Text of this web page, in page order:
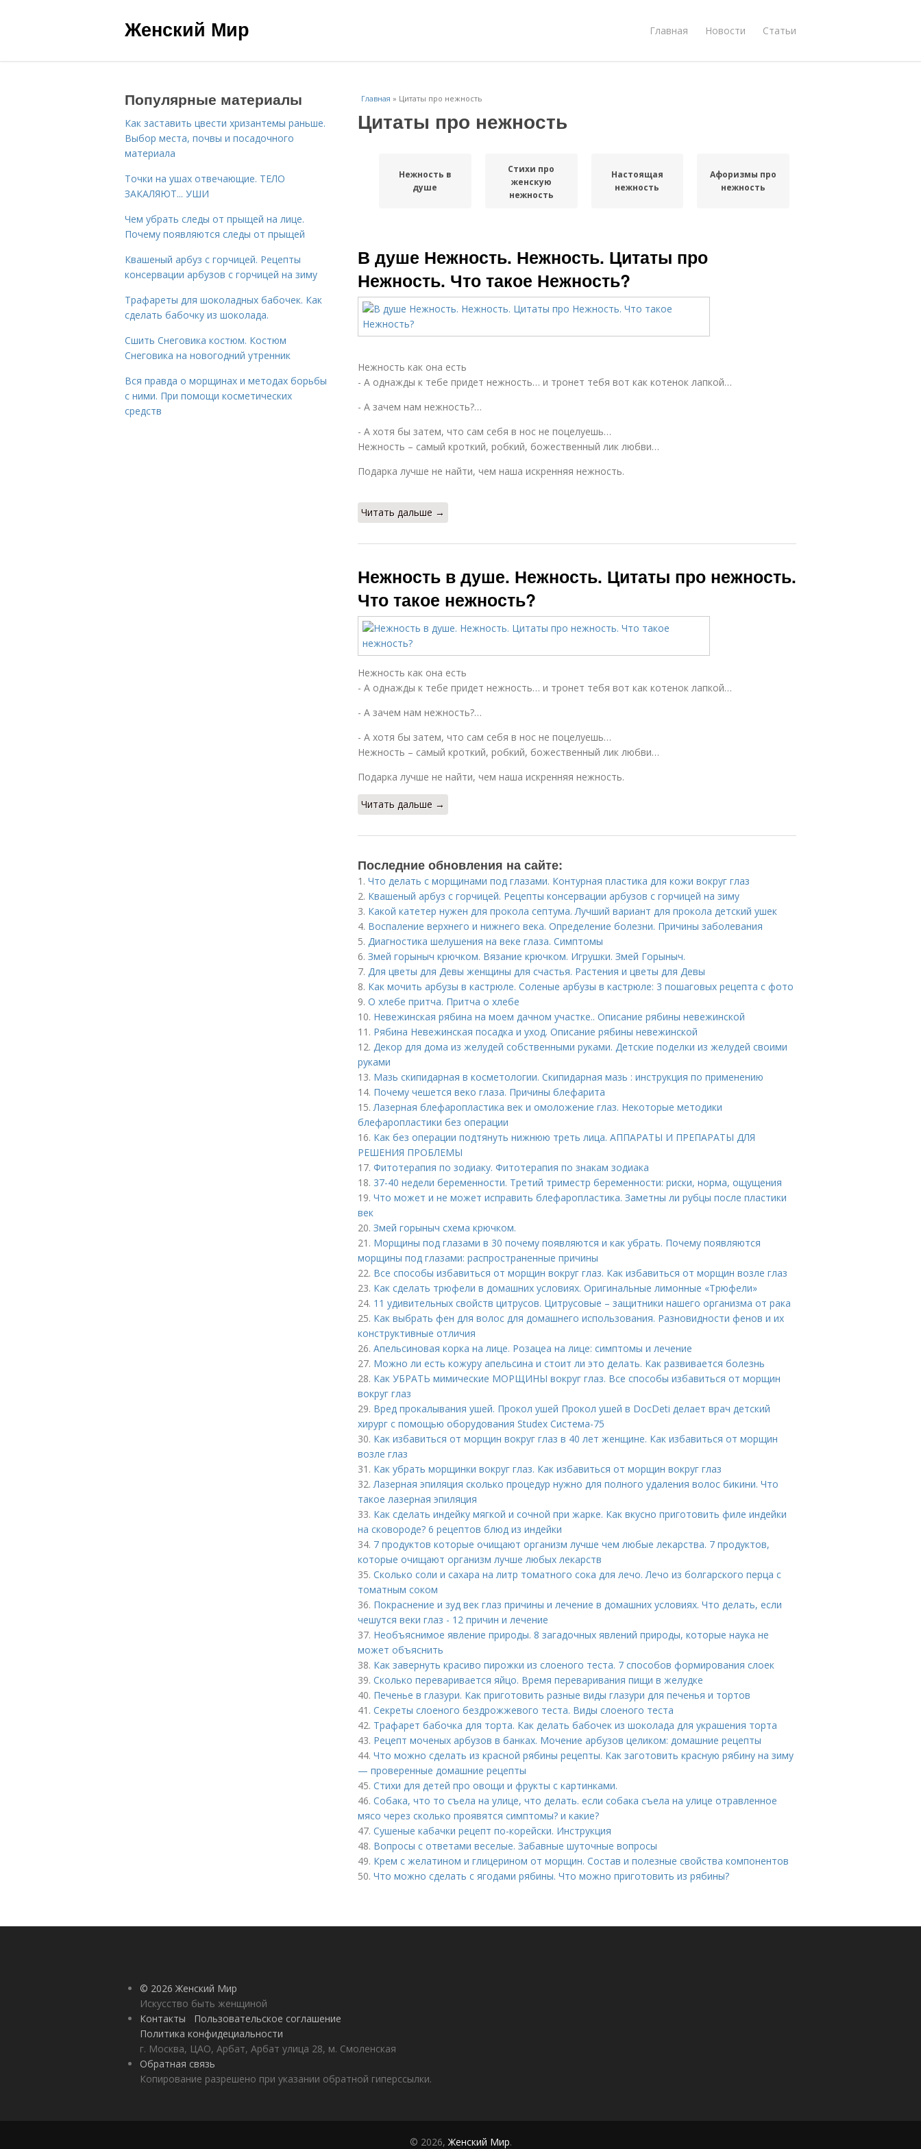
Женский Мир Главная Новости Статьи
Главная » Цитаты про нежность
Цитаты про нежность
Нежность в
душе
Стихи про
женскую
нежность
Настоящая
нежность
Афоризмы про
нежность
В душе Нежность. Нежность. Цитаты про
Нежность. Что такое Нежность?
Нежность как она есть
- A однажды к тебе придет нежность… и тронет тебя вот как котенок лапкой…
- А зачем нам нежность?…
- А хотя бы затем, что сам себя в нос не поцелуешь…
Нежность – самый кроткий, робкий, божественный лик любви…
Подарка лучше не найти, чем наша искренняя нежность.
Читать дальше →
Нежность в душе. Нежность. Цитаты про нежность.
Что такое нежность?
Нежность как она есть
- A однажды к тебе придет нежность… и тронет тебя вот как котенок лапкой…
- А зачем нам нежность?…
- А хотя бы затем, что сам себя в нос не поцелуешь…
Нежность – самый кроткий, робкий, божественный лик любви…
Подарка лучше не найти, чем наша искренняя нежность.
Читать дальше →
Последние обновления на сайте:
1. Что делать с морщинами под глазами. Контурная пластика для кожи вокруг глаз
2. Квашеный арбуз с горчицей. Рецепты консервации арбузов с горчицей на зиму
3. Какой катетер нужен для прокола септума. Лучший вариант для прокола детский ушек
4. Воспаление верхнего и нижнего века. Определение болезни. Причины заболевания
5. Диагностика шелушения на веке глаза. Симптомы
6. Змей горыныч крючком. Вязание крючком. Игрушки. Змей Горыныч.
7. Для цветы для Девы женщины для счастья. Растения и цветы для Девы
8. Как мочить арбузы в кастрюле. Соленые арбузы в кастрюле: 3 пошаговых рецепта с фото
9. О хлебе притча. Притча о хлебе
10. Невежинская рябина на моем дачном участке.. Описание рябины невежинской
11. Рябина Невежинская посадка и уход. Описание рябины невежинской
12. Декор для дома из желудей собственными руками. Детские поделки из желудей своими
руками
13. Мазь скипидарная в косметологии. Скипидарная мазь : инструкция по применению
14. Почему чешется веко глаза. Причины блефарита
15.Лазерная блефаропластика век и омоложение глаз. Некоторые методики
блефаропластики без операции
16. Как без операции подтянуть нижнюю треть лица. АППАРАТЫ И ПРЕПАРАТЫ ДЛЯ
РЕШЕНИЯ ПРОБЛЕМЫ
17. Фитотерапия по зодиаку. Фитотерапия по знакам зодиака
18. 37-40 недели беременности. Третий триместр беременности: риски, норма, ощущения
19. Что может и не может исправить блефаропластика. Заметны ли рубцы после пластики
век
20. Змей горыныч схема крючком.
21. Морщины под глазами в 30 почему появляются и как убрать. Почему появляются
морщины под глазами: распространенные причины
22. Все способы избавиться от морщин вокруг глаз. Как избавиться от морщин возле глаз
23. Как сделать трюфели в домашних условиях. Оригинальные лимонные «Трюфели»
24. 11 удивительных свойств цитрусов. Цитрусовые – защитники нашего организма от рака
25. Как выбрать фен для волос для домашнего использования. Разновидности фенов и их
конструктивные отличия
26. Апельсиновая корка на лице. Розацеа на лице: симптомы и лечение
27. Можно ли есть кожуру апельсина и стоит ли это делать. Как развивается болезнь
28. Как УБРАТЬ мимические МОРЩИНЫ вокруг глаз. Все способы избавиться от морщин
вокруг глаз
29. Вред прокалывания ушей. Прокол ушей Прокол ушей в DocDeti делает врач детский
хирург с помощью оборудования Studex Система-75
30. Как избавиться от морщин вокруг глаз в 40 лет женщине. Как избавиться от морщин
возле глаз
31. Как убрать морщинки вокруг глаз. Как избавиться от морщин вокруг глаз
32.Лазерная эпиляция сколько процедур нужно для полного удаления волос бикини. Что
такое лазерная эпиляция
33. Как сделать индейку мягкой и сочной при жарке. Как вкусно приготовить филе индейки
на сковороде? 6 рецептов блюд из индейки
34. 7 продуктов которые очищают организм лучше чем любые лекарства. 7 продуктов,
которые очищают организм лучше любых лекарств
35. Сколько соли и сахара на литр томатного сока для лечо. Лечо из болгарского перца с
томатным соком
36. Покраснение и зуд век глаз причины и лечение в домашних условиях. Что делать, если
чешутся веки глаз - 12 причин и лечение
37. Необъяснимое явление природы. 8 загадочных явлений природы, которые наука не
может объяснить
38. Как завернуть красиво пирожки из слоеного теста. 7 способов формирования слоек
39. Сколько переваривается яйцо. Время переваривания пищи в желудке
40. Печенье в глазури. Как приготовить разные виды глазури для печенья и тортов
41. Секреты слоеного бездрожжевого теста. Виды слоеного теста
42. Трафарет бабочка для торта. Как делать бабочек из шоколада для украшения торта
43. Рецепт моченых арбузов в банках. Мочение арбузов целиком: домашние рецепты
44. Что можно сделать из красной рябины рецепты. Как заготовить красную рябину на зиму
— проверенные домашние рецепты
45. Стихи для детей про овощи и фрукты с картинками.
46. Собака, что то съела на улице, что делать. если собака съела на улице отравленное
мясо через сколько проявятся симптомы? и какие?
47. Сушеные кабачки рецепт по-корейски. Инструкция
48. Вопросы с ответами веселые. Забавные шуточные вопросы
49. Крем с желатином и глицерином от морщин. Состав и полезные свойства компонентов
50. Что можно сделать с ягодами рябины. Что можно приготовить из рябины?
Популярные материалы
Как заставить цвести хризантемы раньше.
Выбор места, почвы и посадочного
материала
Точки на ушах отвечающие. ТЕЛО
ЗАКАЛЯЮТ... УШИ
Чем убрать следы от прыщей на лице.
Почему появляются следы от прыщей
Квашеный арбуз с горчицей. Рецепты
консервации арбузов с горчицей на зиму
Трафареты для шоколадных бабочек. Как
сделать бабочку из шоколада.
Сшить Снеговика костюм. Костюм
Снеговика на новогодний утренник
Вся правда о морщинах и методах борьбы
с ними. При помощи косметических
средств
© 2026 Женский Мир
Искусство быть женщиной
Контакты
Пользовательское соглашение
Политика конфидециальности
г. Москва, ЦАО, Арбат, Арбат улица 28, м. Смоленская
Обратная связь
Копирование разрешено при указании обратной гиперссылки.
© 2026, Женский Мир.